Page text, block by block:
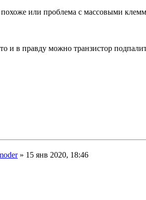
или проблема с массовыми
и в правду можно транзистор
» 15 янв 2020, 18:46